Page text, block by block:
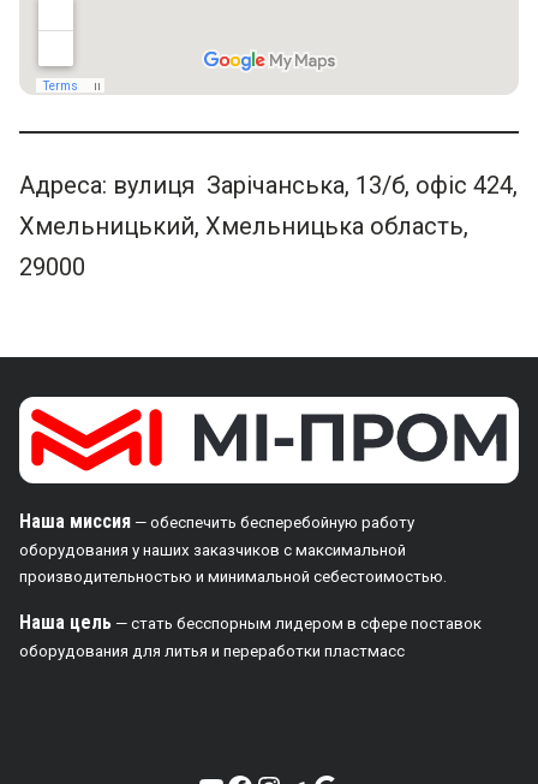
Адреса: вулиця Зарічанська, 13/б, офіс 424,
Хмельницький, Хмельницька область,
29000
Наша миссия — обеспечить бесперебойную работу
оборудования у наших заказчиков с максимальной
производительностью и минимальной себестоимостью.
Наша цель — стать бесспорным лидером в сфере поставок
оборудования для литья и переработки пластмасс